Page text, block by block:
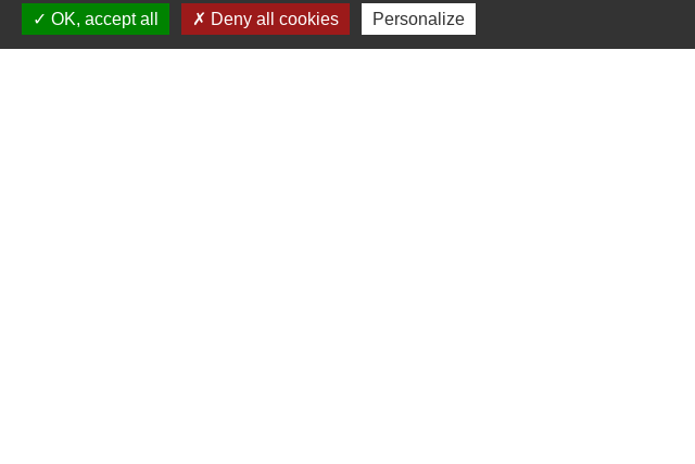
OK, accept all Deny all cookies Personalize